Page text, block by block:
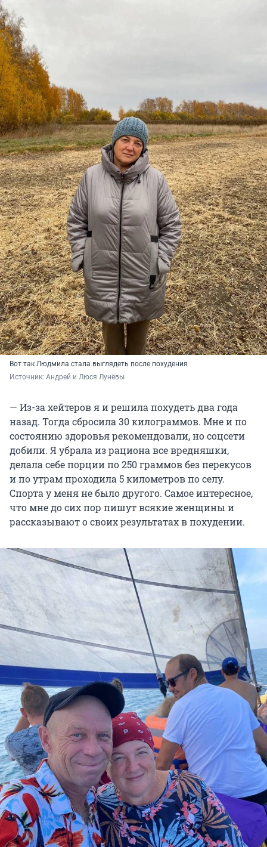
Вот так Людмила стала выглядеть после похудения
Источник: Андрей и Люся Лунёвы
— Из-за хейтеров я и решила похудеть два года
назад. Тогда сбросила 30 килограммов. Мне и по
состоянию здоровья рекомендовали, но соцсети
добили. Я убрала из рациона все вредняшки,
делала себе порции по 250 граммов без перекусов
и по утрам проходила 5 километров по селу.
Спорта у меня не было другого. Самое интересное,
что мне до сих пор пишут всякие женщины и
рассказывают о своих результатах в похудении.